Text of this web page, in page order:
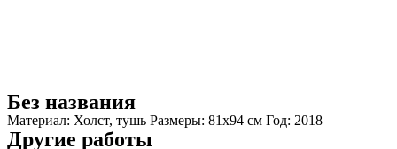
Без названия
Материал: Холст, тушь Размеры: 81x94 см Год: 2018
Другие работы